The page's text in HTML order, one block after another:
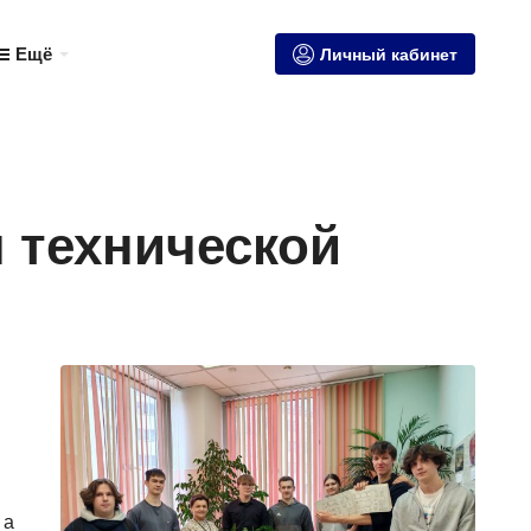
Ещё Личный кабинет